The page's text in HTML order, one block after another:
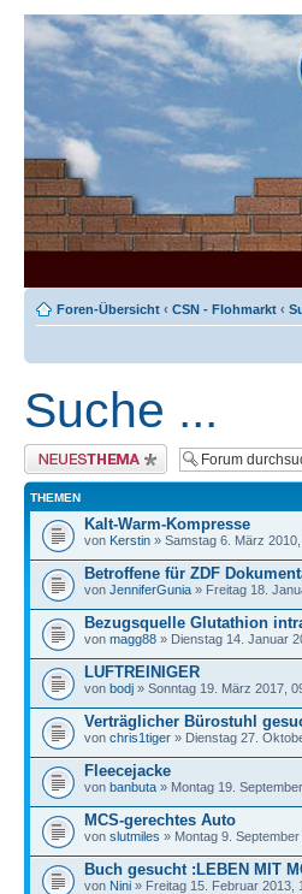
Foren-Übersicht ‹ CSN - Flohmarkt ‹
Suche ...
Neues Thema erstellen
THEMEN
Kalt-Warm-Kompresse
von Kerstin » Samstag 6. März
Betroffene für ZDF
von JenniferGunia » Freitag 18.
Bezugsquelle Glutathion
von magg88 » Dienstag 14. Januar
LUFTREINIGER
von bodj » Sonntag 19. März 2017,
Verträglicher Bürostuhl
von chris1tiger » Dienstag 27.
Fleecejacke
von banbuta » Montag 19.
MCS-gerechtes Auto
von slutmiles » Montag 9.
Buch gesucht :LEBEN MIT
von Nini » Freitag 15. Februar 2013,